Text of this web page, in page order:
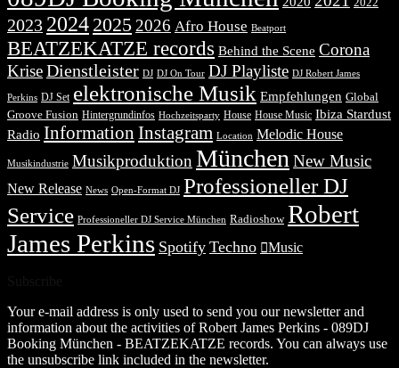
2023 2024 2025 2026 Afro House Beatport
BEATZEKATZE records Behind the Scene Corona
KriseDienstleister DJ DJ On Tour DJ Playliste DJ Robert James
Perkins DJ Set elektronische Musik Empfehlungen Global
Groove Fusion Hintergrundinfos Hochzeitsparty House House Music Ibiza Stardust
Radio Information Instagram Location Melodic House
Musikindustrie Musikproduktion München New Music
New Release News Open-Format DJ Professioneller DJ
Service Professioneller DJ Service München Radioshow Robert
James Perkins Spotify Techno Music
Your e-mail address is only used to send you our newsletter and
information about the activities of Robert James Perkins - 089DJ
Booking München - BEATZEKATZE records. You can always use
the unsubscribe link included in the newsletter.